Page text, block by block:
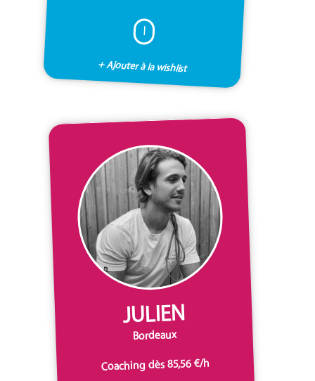
I
+ Ajouter à la wishlist
JULIEN
Bordeaux
Coaching dès 85,56 €/h